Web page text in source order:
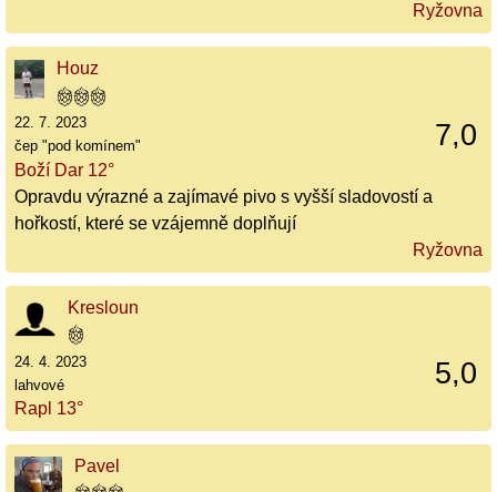
Ryžovna
Houz
7,0
22. 7. 2023
čep "pod komínem"
Boží Dar 12°
Opravdu výrazné a zajímavé pivo s vyšší sladovostí a
hořkostí, které se vzájemně doplňují
Ryžovna
Kresloun
5,0
24. 4. 2023
lahvové
Rapl 13°
Pavel